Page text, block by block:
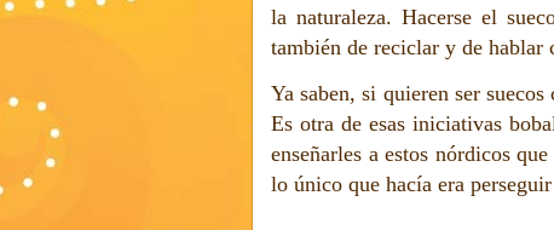
la naturaleza. Hacerse el
también de reciclar y de hablar
Ya saben, si quieren ser
Es otra de esas iniciativas
enseñarles a estos nórdicos
lo único que hacía era